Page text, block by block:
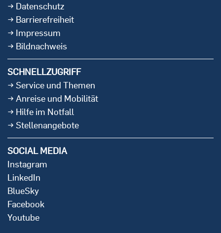
Datenschutz
Barrierefreiheit
Impressum
Bildnachweis
SCHNELLZUGRIFF
Service und Themen
Anreise und Mobilität
Hilfe im Notfall
Stellenangebote
SOCIAL MEDIA
Instagram
LinkedIn
BlueSky
Facebook
Youtube